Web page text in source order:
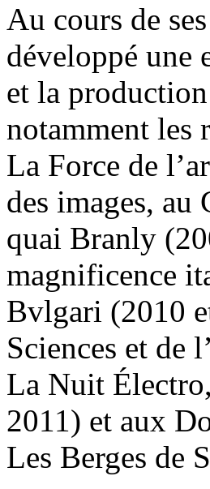
Au cours de
développé une
et la
notamment les
La Force de
des images, au
quai Branly
magnificence
Bvlgari (2010
Sciences et de
La Nuit
2011) et aux
Les Berges de